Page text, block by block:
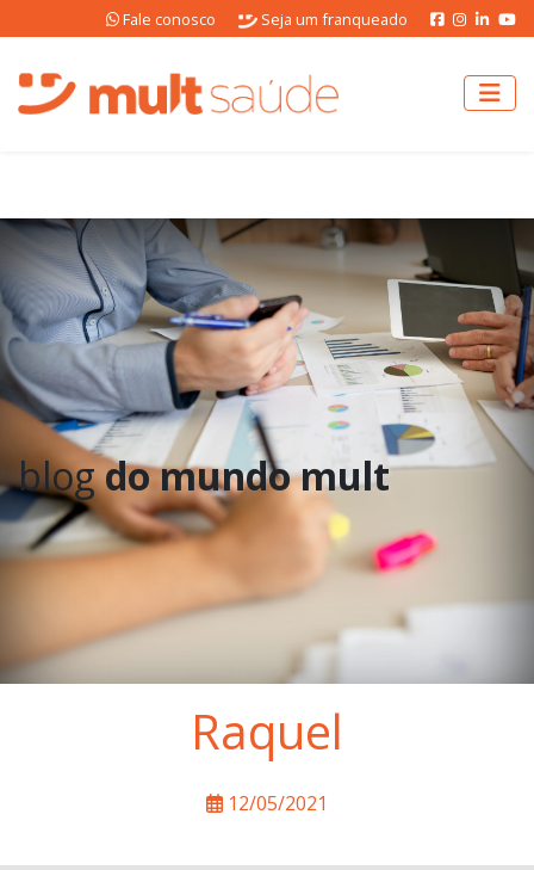
Fale conosco Seja um franqueado
blogdo mundo mult
Raquel
12/05/2021